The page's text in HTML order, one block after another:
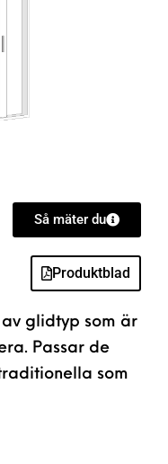
Så mäter du
Produktblad
glidtyp som är
Passar de
som